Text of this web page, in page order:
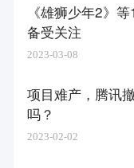
《雄狮少年2》
备受关注
2023-03-08
项目难产，腾讯
吗？
2023-02-02